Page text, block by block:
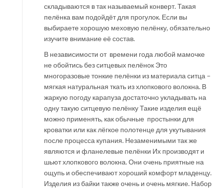
складываются в так называемый конверт. Такая
пелёнка вам подойдёт для прогулок. Если вы
выбираете хорошую меховую пелёнку, обязательно
изучите внимание её состав.
В независимости от времени года любой мамочке
не обойтись без ситцевых пелёнок Это
многоразовые тонкие пелёнки из материала ситца –
мягкая натуральная ткать из хлопкового волокна. В
жаркую погоду карапуза достаточно укладывать на
одну такую ситцевую пелёнку Такие изделия ещё
можно применять, как обычные простынки для
кроватки или как лёгкое полотенце для укутывания
после процесса купания. Незаменимыми так же
являются и фланелевые пелёнки Их производят и
шьют хлопкового волокна. Они очень приятные на
ощупь и обеспечивают хороший комфорт младенцу.
Изделия из байки также очень и очень мягкие. Набор